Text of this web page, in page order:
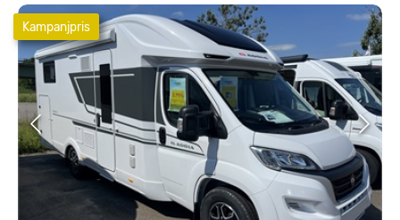
Kampanjpris